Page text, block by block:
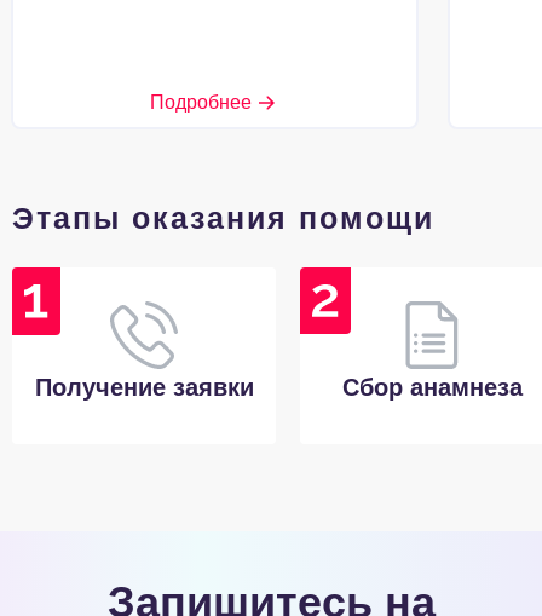
Подробнее
Этапы оказания помощи
Получение заявки Сбор анамнеза
Запишитесь на